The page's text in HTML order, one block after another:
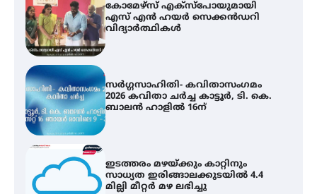
കോമേഴ്സ് എക്സ്പോയുമായി
എസ് എൻ ഹയർ സെക്കൻഡറി
വിദ്യാർത്ഥികൾ
സർഗ്ഗസാഹിതി- കവിതാസംഗമം
2026 കവിതാ ചർച്ച കാട്ടൂർ, ടി. കെ.
ബാലൻ ഹാളിൽ 16ന്
ഇടത്തരം മഴയ്ക്കും കാറ്റിനും
സാധ്യത ഇരിങ്ങാലക്കുടയിൽ 4.4
മില്ലി മീറ്റർ മഴ ലഭിച്ചു